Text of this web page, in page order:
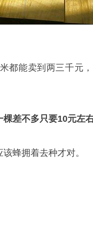
都能卖到两三千元
差不多只要10元左右
蜂拥着去种才对。